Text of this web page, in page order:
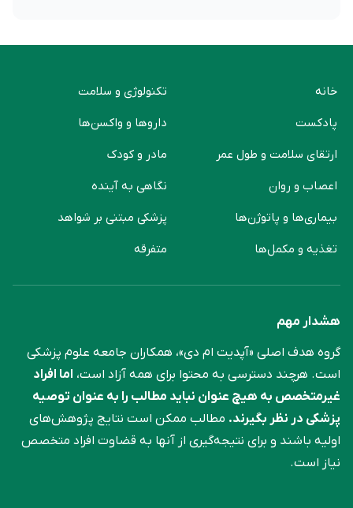
خانه
پادکست
ارتقای سلامت و طول عمر
اعصاب و روان
بیماری‌ها و پاتوژن‌ها
تغذیه و مکمل‌ها
تکنولوژی و سلامت
دارو‌ها و واکسن‌ها
مادر و کودک
نگاهی به آینده
پزشکی مبتنی بر شواهد
متفرقه
هشدار مهم
گروه هدف اصلی «آپدیت ام دی»، همکاران جامعه علوم ‌پزشکی
است. هرچند دسترسی به محتوا برای همه آزاد است، اما افراد
غیرمتخصص به هیچ عنوان نباید مطالب را به عنوان توصیه
پزشکی در نظر بگیرند. مطالب ممکن است نتایج پژوهش‌های
اولیه باشند و برای نتیجه‌گیری از آنها به قضاوت افراد متخصص
نیاز است.